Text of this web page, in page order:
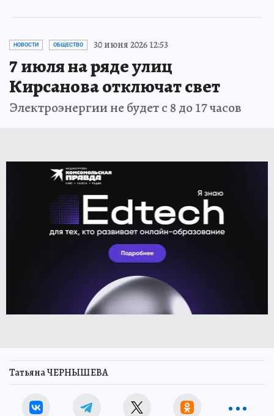
НОВОСТИ ОБЩЕСТВО 30 июня 2026 12:53
7 июля на ряде улиц
Кирсанова отключат свет
Электроэнергии не будет с 8 до 17 часов
Татьяна ЧЕРНЫШЕВА